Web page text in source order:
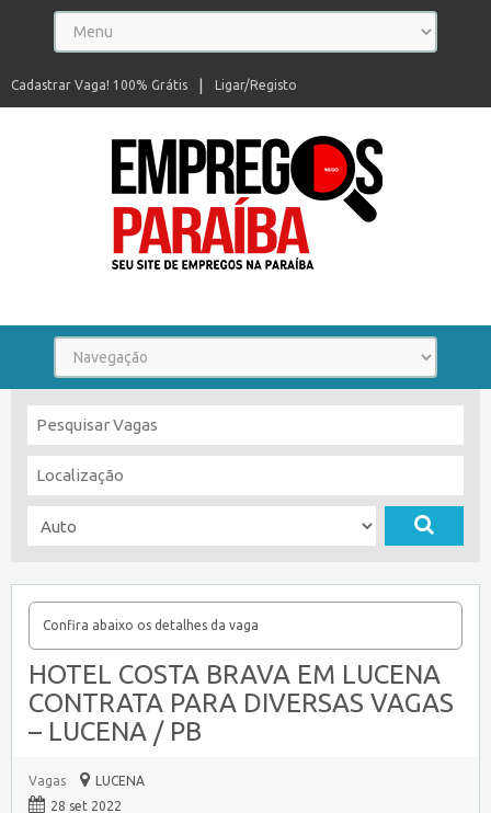
Ligar/Registo
Cadastrar Vaga! 100% Grátis
Confira abaixo os detalhes da vaga
HOTEL COSTA BRAVA EM LUCENA
CONTRATA PARA DIVERSAS VAGAS
– LUCENA / PB
Vagas
LUCENA
28 set 2022